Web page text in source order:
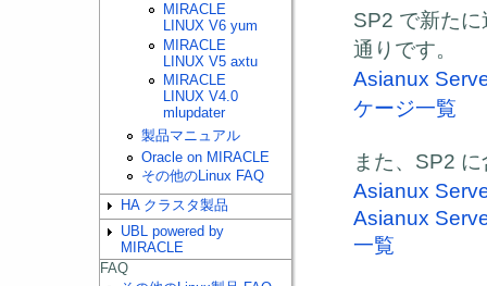
MIRACLE
LINUX V6 yum
MIRACLE
LINUX V5 axtu
MIRACLE
LINUX V4.0
mlupdater
製品マニュアル
Oracle on MIRACLE
その他のLinux FAQ
HA クラスタ製品
UBL powered by
MIRACLE
FAQ
SP2 で新た
通りです。
Asianux
ケージ一覧
また、 SP2
Asianux
Asianux
一覧